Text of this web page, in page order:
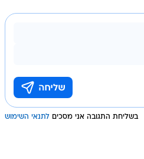
בשליחת התגובה אני מסכים לתנאי השימוש